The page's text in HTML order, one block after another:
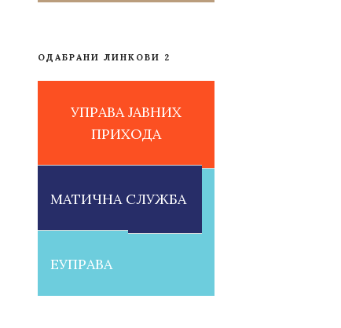
ОДАБРАНИ ЛИНКОВИ 2
УПРАВА ЈАВНИХ
ПРИХОДА
МАТИЧНА СЛУЖБА
ЕУПРАВА